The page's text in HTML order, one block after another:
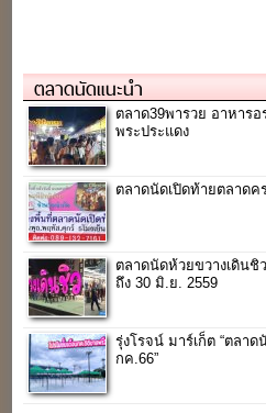
ตลาดนัดแนะนำ
ตลาด39พารวย อาหาร
พระประแดง
ตลาดนัดเปิดท้ายตลาดค
ตลาดนัดห้วยขวางเดิน
ถึง 30 มิ.ย. 2559
รุ่งโรจน์ มาร์เก็ต “ตลา
กค.66”